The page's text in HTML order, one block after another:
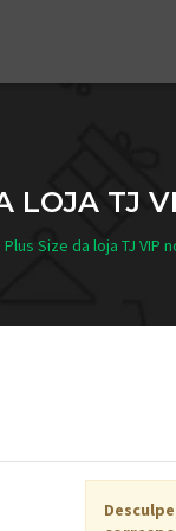
LOJA TJ
Size da loja TJ VIP